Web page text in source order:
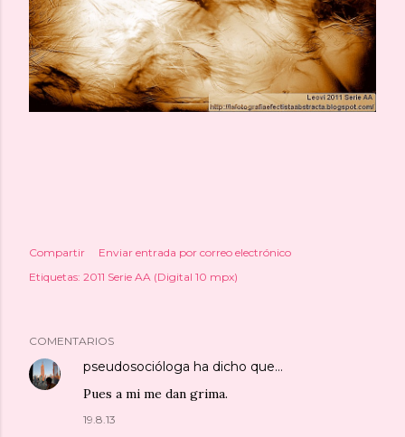
Compartir
Enviar entrada por correo electrónico
Etiquetas: 2011 Serie AA (Digital 10 mpx)
COMENTARIOS
pseudosocióloga ha dicho que…
Pues a mi me dan grima.
19.8.13